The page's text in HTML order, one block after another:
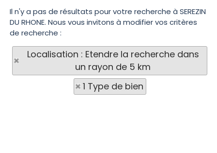
Il n'y a pas de résultats pour votre recherche à SEREZIN
DU RHONE. Nous vous invitons à modifier vos critères
de recherche :
Localisation : Etendre la recherche dans
un rayon de 5 km
1 Type de bien